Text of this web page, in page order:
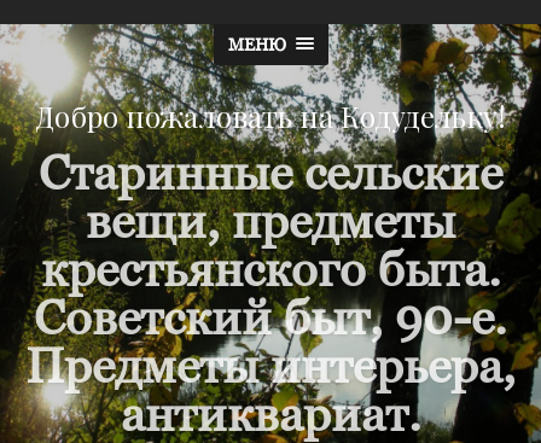
МЕНЮ
Добро пожаловать на Кодудельку!
Старинные сельские
вещи, предметы
крестьянского быта.
Советский быт, 90-е.
Предметы интерьера,
антиквариат.